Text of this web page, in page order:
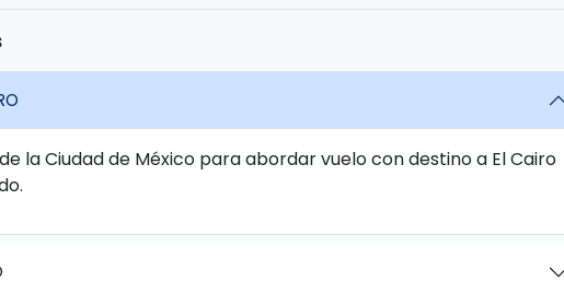
la Ciudad de México para abordar vuelo con destino a El Cairo